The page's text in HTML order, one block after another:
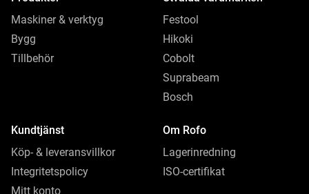
Maskiner & verktyg
Bygg
Tillbehör
Festool
Hikoki
Cobolt
Suprabeam
Bosch
Kundtjänst
Köp- & leveransvillkor
Integritetspolicy
Mitt konto
Om Rofo
Lagerinredning
ISO-certifikat